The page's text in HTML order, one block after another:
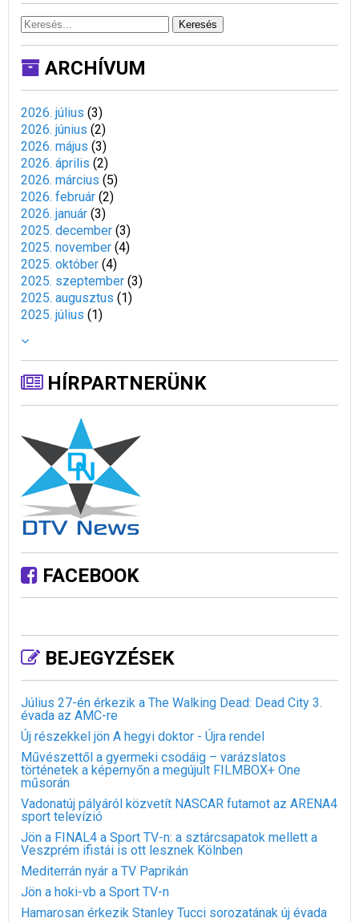
Keresés
ARCHÍVUM
2026. július (3)
2026. június (2)
2026. május (3)
2026. április (2)
2026. március (5)
2026. február (2)
2026. január (3)
2025. december (3)
2025. november (4)
2025. október (4)
2025. szeptember (3)
2025. augusztus (1)
2025. július (1)
HÍRPARTNERÜNK
FACEBOOK
BEJEGYZÉSEK
Július 27-én érkezik a The Walking Dead: Dead City 3.
évada az AMC-re
Új részekkel jön A hegyi doktor - Újra rendel
Művészettől a gyermeki csodáig – varázslatos
történetek a képernyőn a megújult FILMBOX+ One
műsorán
Vadonatúj pályáról közvetít NASCAR futamot az ARENA4
sport televízió
Jön a FINAL4 a Sport TV-n: a sztárcsapatok mellett a
Veszprém ifistái is ott lesznek Kölnben
Mediterrán nyár a TV Paprikán
Jön a hoki-vb a Sport TV-n
Hamarosan érkezik Stanley Tucci sorozatának új évada